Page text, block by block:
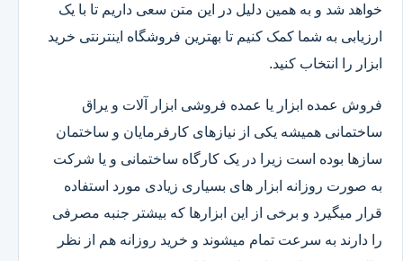
خواهد شد و به همین دلیل در این متن سعی داریم تا با یک
ارزیابی به شما کمک کنیم تا بهترین فروشگاه اینترنتی خرید
ابزار را انتخاب کنید.
فروش عمده ابزار یا عمده فروشی ابزار آلات و یراق
ساختمانی همیشه یکی از نیازهای کارفرمایان و ساختمان
سازها بوده است زیرا در یک کارگاه ساختمانی و یا شرکت
به صورت روزانه ابزار های بسیاری زیادی مورد استفاده
قرار میگیرد و برخی از این ابزارها که بیشتر جنبه مصرفی
را دارند به سرعت تمام میشوند و خرید روزانه هم از نظر